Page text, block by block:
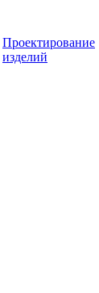
Проектирование
изделий